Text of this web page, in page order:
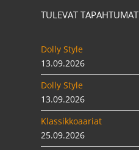
TULEVAT TAPAHTUMAT
Dolly Style
13.09.2026
Dolly Style
13.09.2026
Klassikkoaariat
25.09.2026